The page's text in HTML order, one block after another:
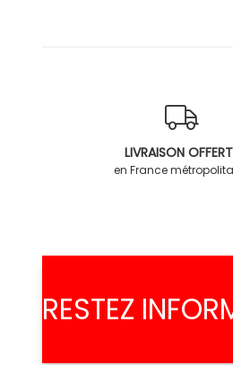
LIVRAISON
en France
RESTEZ